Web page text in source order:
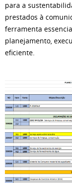
para a
prestados à
ferramenta
planejamento,
eficiente.